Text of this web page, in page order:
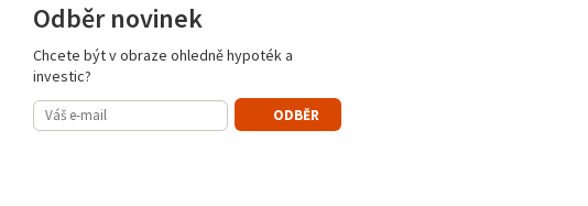
Odběr novinek
Chcete být v obraze ohledně hypoték a
investic?